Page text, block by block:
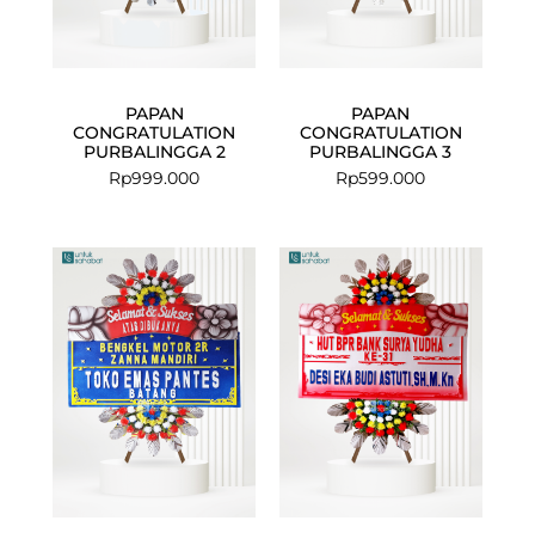
PAPAN
CONGRATULATION
PURBALINGGA 2
Rp999.000
PAPAN
CONGRATULATION
PURBALINGGA 3
Rp599.000